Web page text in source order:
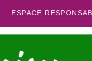
ESPACE